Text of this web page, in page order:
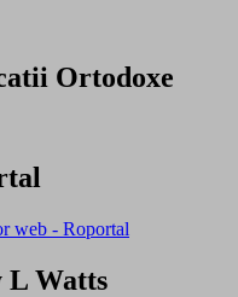
Ortodoxe
Watts